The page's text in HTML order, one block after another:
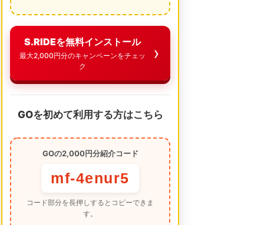
S.RIDEを無料インストール
最大2,000円分のキャンペーンをチェッ
ク
GOを初めて利用する方はこちら
GOの2,000円分紹介コード
mf-4enur5
コード部分を長押しするとコピーできま
す。